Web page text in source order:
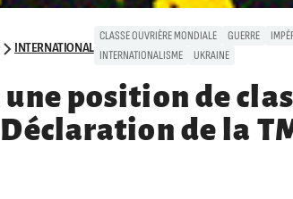
INTERNATIONAL
CLASSE OUVRIÈRE MONDIALE GUERRE
INTERNATIONALISME
UKRAINE
position de
de la